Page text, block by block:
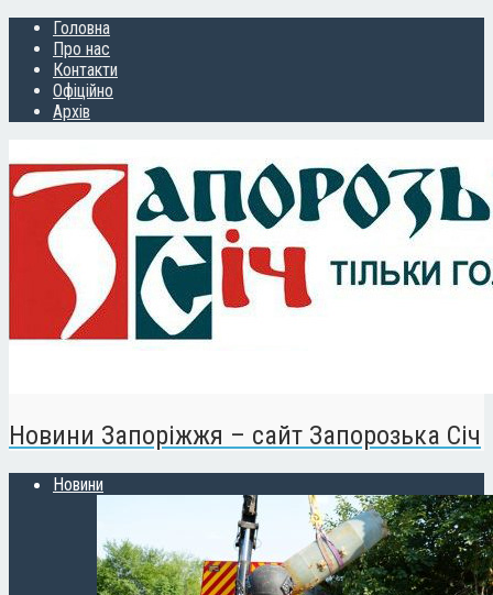
Головна
Про нас
Контакти
Офіційно
Архів
Новини Запоріжжя – сайт Запорозька Січ
Новини